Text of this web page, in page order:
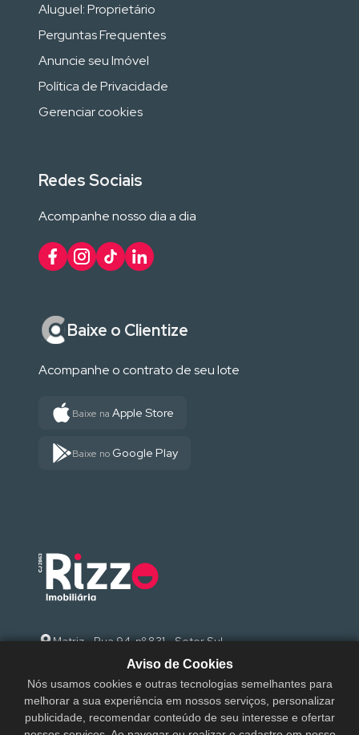
Matriz - Rua 94, nº 831 - Setor Sul
sac@rizzoimobiliaria.com.br
Aluguel: Proprietário
Perguntas Frequentes
Anuncie seu Imóvel
Política de Privacidade
Gerenciar cookies
Redes Sociais
Acompanhe nosso dia a dia
Baixe o Clientize
Acompanhe o contrato de seu lote
Baixe na Apple Store
Baixe no Google Play
Aviso de Cookies
Nós usamos cookies e outras tecnologias semelhantes para
melhorar a sua experiência em nossos serviços, personalizar
publicidade, recomendar conteúdo de seu interesse e ofertar